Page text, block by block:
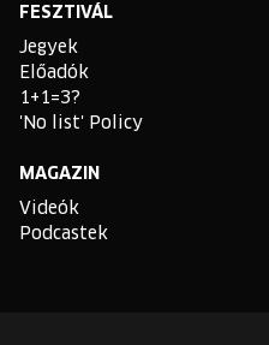
FESZTIVÁL
Jegyek
Előadók
1+1=3?
'No list' Policy
MAGAZIN
Videók
Podcastek